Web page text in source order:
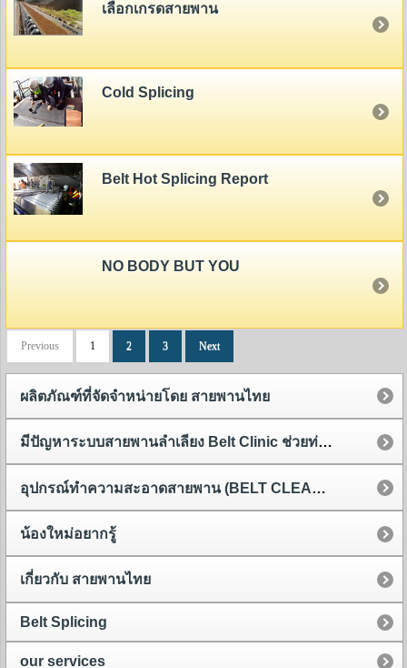
เลือกเกรดสายพาน
Cold Splicing
Belt Hot Splicing Report
NO BODY BUT YOU
Previous 1 2 3 Next
ผลิตภัณฑ์ที่จัดจำหน่ายโดย สายพานไทย
มีปัญหาระบบสายพานลำเลียง Belt Clinic ช่วยท่านได้
อุปกรณ์ทำความสะอาดสายพาน (BELT CLEANER)
น้องใหม่อยากรู้
เกี่ยวกับ สายพานไทย
Belt Splicing
our services